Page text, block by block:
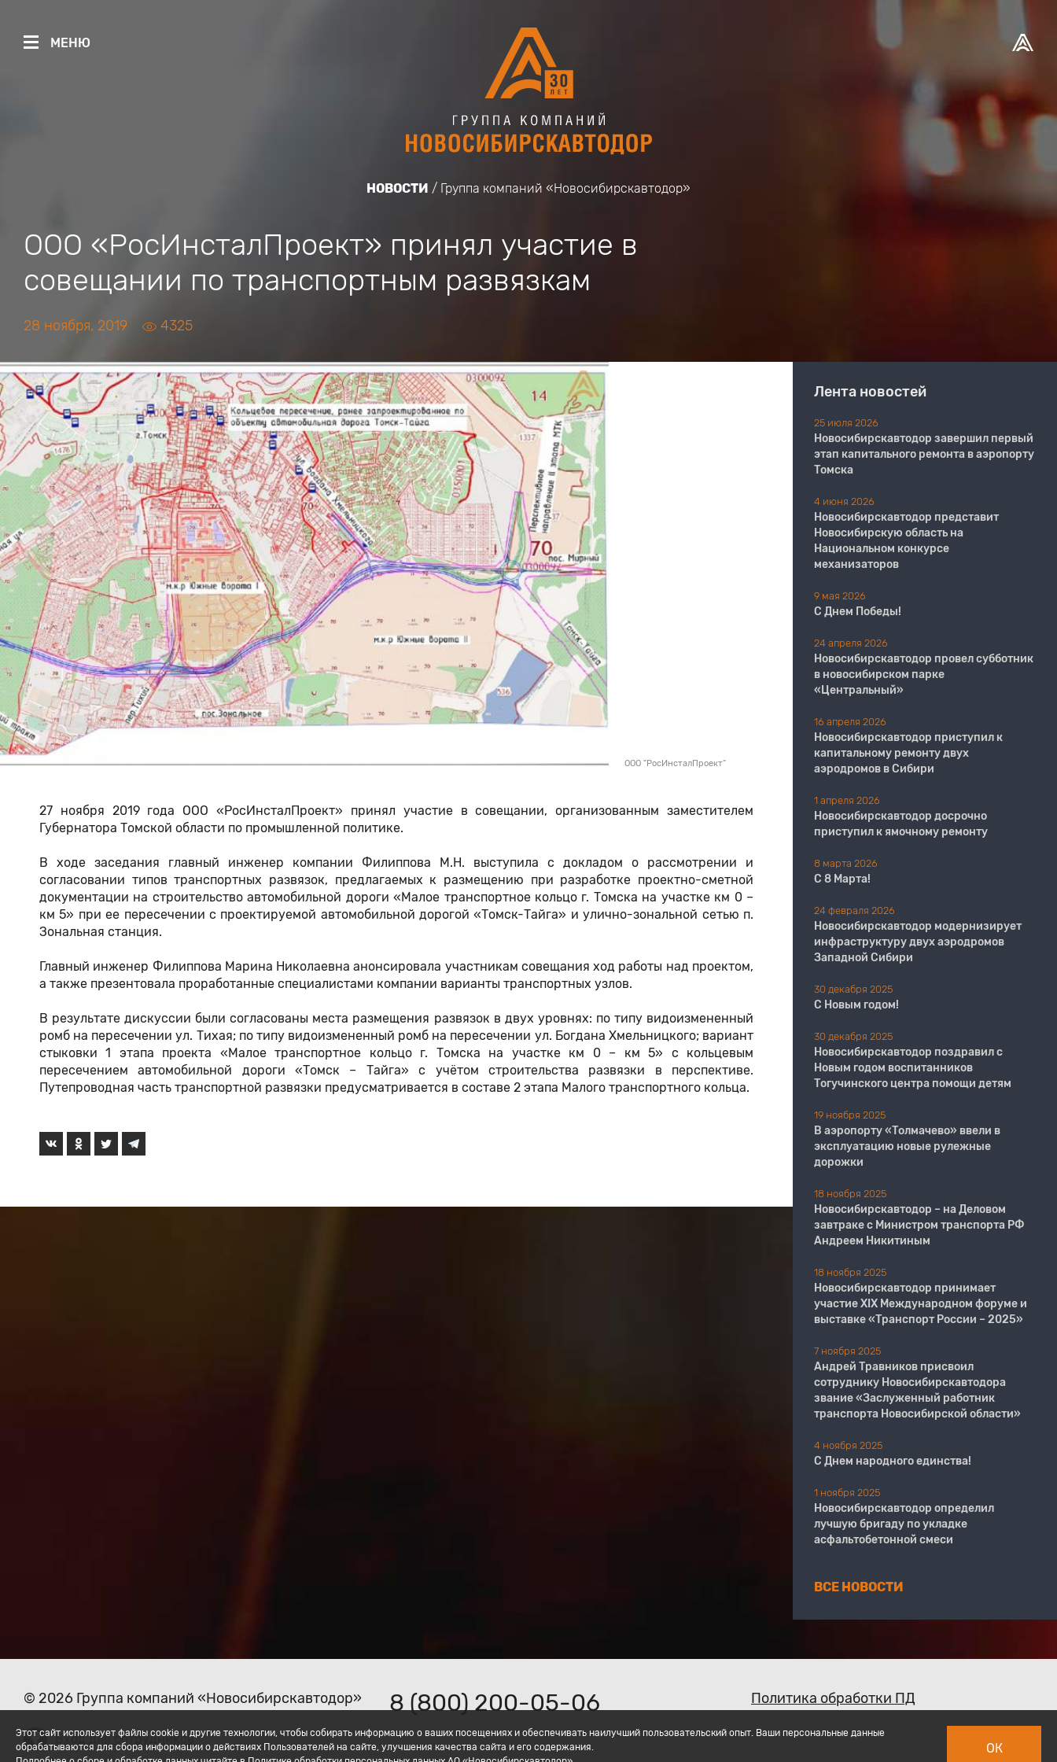
МЕНЮ
НОВОСТИ Группа компаний «Новосибирскавтодор»
ООО «РосИнсталПроект» принял участие в
совещании по транспортным развязкам
28 ноября, 2019 4325
ООО "РосИнсталПроект"
27 ноября 2019 года ООО «РосИнсталПроект» принял участие в совещании, организованным заместителем
Губернатора Томской области по промышленной политике.
В ходе заседания главный инженер компании Филиппова М.Н. выступила с докладом о рассмотрении и
согласовании типов транспортных развязок, предлагаемых к размещению при разработке проектно-сметной
документации на строительство автомобильной дороги «Малое транспортное кольцо г. Томска на участке км 0 –
км 5» при ее пересечении с проектируемой автомобильной дорогой «Томск-Тайга» и улично-зональной сетью п.
Зональная станция.
Главный инженер Филиппова Марина Николаевна анонсировала участникам совещания ход работы над проектом,
а также презентовала проработанные специалистами компании варианты транспортных узлов.
В результате дискуссии были согласованы места размещения развязок в двух уровнях: по типу видоизмененный
ромб на пересечении ул. Тихая; по типу видоизмененный ромб на пересечении ул. Богдана Хмельницкого; вариант
стыковки 1 этапа проекта «Малое транспортное кольцо г. Томска на участке км 0 – км 5» с кольцевым
пересечением автомобильной дороги «Томск – Тайга» с учётом строительства развязки в перспективе.
Путепроводная часть транспортной развязки предусматривается в составе 2 этапа Малого транспортного кольца.
Лента новостей
25 июля 2026
Новосибирскавтодор завершил первый
этап капитального ремонта в аэропорту
Томска
4 июня 2026
Новосибирскавтодор представит
Новосибирскую область на
Национальном конкурсе
механизаторов
9 мая 2026
С Днем Победы!
24 апреля 2026
Новосибирскавтодор провел субботник
в новосибирском парке
«Центральный»
16 апреля 2026
Новосибирскавтодор приступил к
капитальному ремонту двух
аэродромов в Сибири
1 апреля 2026
Новосибирскавтодор досрочно
приступил к ямочному ремонту
8 марта 2026
С 8 Марта!
24 февраля 2026
Новосибирскавтодор модернизирует
инфраструктуру двух аэродромов
Западной Сибири
30 декабря 2025
С Новым годом!
30 декабря 2025
Новосибирскавтодор поздравил с
Новым годом воспитанников
Тогучинского центра помощи детям
19 ноября 2025
В аэропорту «Толмачево» ввели в
эксплуатацию новые рулежные
дорожки
18 ноября 2025
Новосибирскавтодор – на Деловом
завтраке с Министром транспорта РФ
Андреем Никитиным
18 ноября 2025
Новосибирскавтодор принимает
участие XIX Международном форуме и
выставке «Транспорт России – 2025»
7 ноября 2025
Андрей Травников присвоил
сотруднику Новосибирскавтодора
звание «Заслуженный работник
транспорта Новосибирской области»
4 ноября 2025
С Днем народного единства!
1 ноября 2025
Новосибирскавтодор определил
лучшую бригаду по укладке
асфальтобетонной смеси
ВСЕ НОВОСТИ
© 2026 Группа компаний «Новосибирскавтодор» 8 (800) 200-05-06 Политика обработки ПД
Вход для сотрудников
Этот сайт использует файлы cookie и другие технологии, чтобы собирать информацию о ваших посещениях и обеспечивать наилучший пользовательский опыт. Ваши персональные данные
обрабатываются для сбора информации о действиях Пользователей на сайте, улучшения качества сайта и его содержания.
ОК